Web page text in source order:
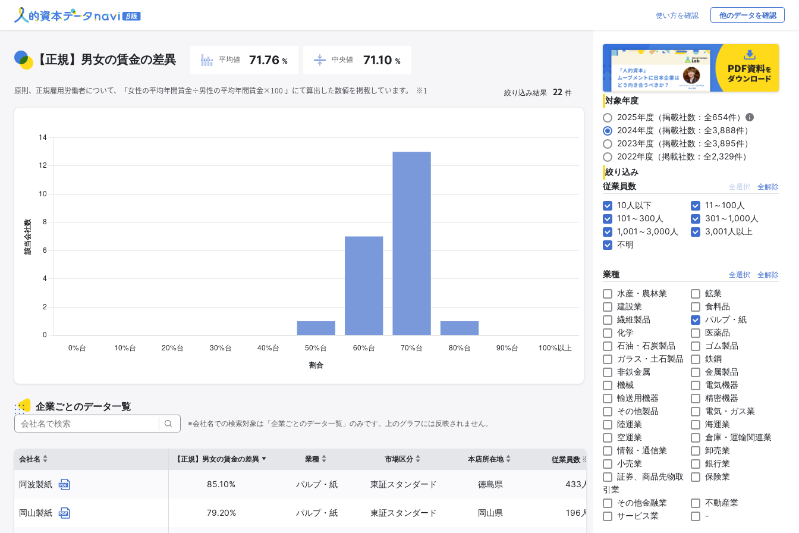
使い方を確認 他のデータを確認
【正規】男女の賃金の差異 平均値 71.76 % 中央値 71.10 %
原則、正規雇用労働者について、「女性の平均年間賃金÷男性の平均年間賃金×100 」にて算出した数値を掲載しています。 ※1 絞り込み結果 22 件
企業ごとのデータ一覧
※会社名での検索対象は「企業ごとのデータ一覧」のみです。上のグラフには反映されません。
会社名 【正規】男女の賃金の差異 業種 市場区分 本店所在地 従業員数 ※1 臨時従業員数 確認した有報締日
阿波製紙 85.10% パルプ・紙 東証スタンダード 徳島県 433人 15人 2025年03月31日
岡山製紙 79.20% パルプ・紙 東証スタンダード 岡山県 196人
対象年度
2025年度（掲載社数：全654件）
2024年度（掲載社数：全3,888件）
2023年度（掲載社数：全3,895件）
2022年度（掲載社数：全2,329件）
絞り込み
従業員数
全選択 全解除
10人以下
11～100人
101～300人
301～1,000人
1,001～3,000人
3,001人以上
不明
業種 全選択 全解除
水産・農林業
鉱業
建設業
食料品
繊維製品
パルプ・紙
化学
医薬品
石油・石炭製品
ゴム製品
ガラス・土石製品
鉄鋼
非鉄金属
金属製品
機械
電気機器
輸送用機器
精密機器
その他製品
電気・ガス業
陸運業
海運業
空運業
倉庫・運輸関連業
情報・通信業
卸売業
小売業
銀行業
証券、商品先物取
引業
保険業
その他金融業
不動産業
サービス業
-